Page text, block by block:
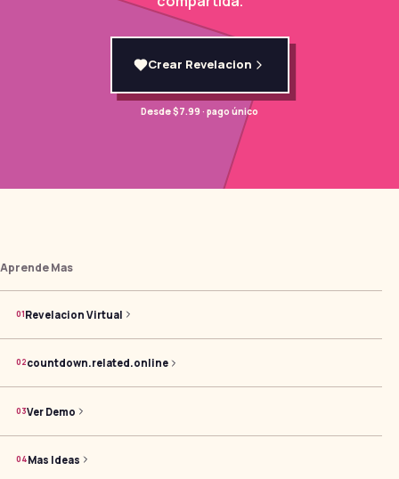
Crear Revelacion
Desde $7.99 · pago único
Aprende Mas
01Revelacion Virtual
02countdown.related.online
03Ver Demo
04Mas Ideas